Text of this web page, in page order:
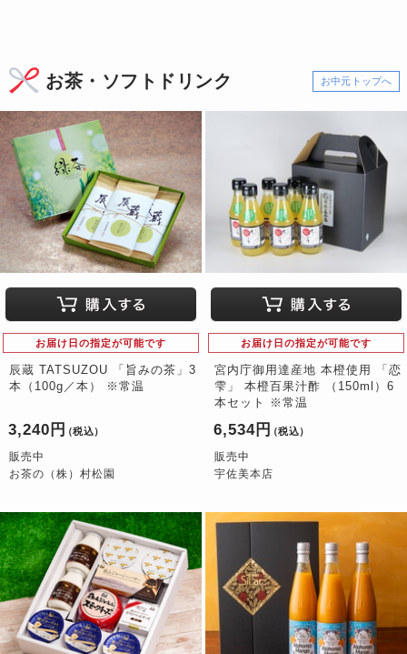
お茶・ソフトドリンク お中元トップへ
お届け日の指定が可能です
辰蔵 TATSUZOU 「旨みの茶」3
本（100g／本） ※常温
3,240円 （税込）
販売中
お茶の（株）村松園
お届け日の指定が可能です
宮内庁御用達産地 本橙使用 「恋
雫」 本橙百果汁酢 （150ml）6
本セット ※常温
6,534円 （税込）
販売中
宇佐美本店